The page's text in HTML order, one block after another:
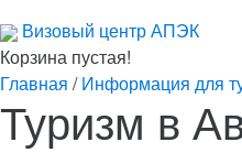
Визовый центрАПЭК
Корзина пустая!
Главная /Информация для
Туризм в